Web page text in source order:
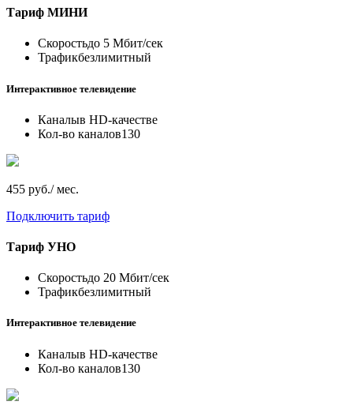
Тариф МИНИ
Скоростьдо 5 Мбит/сек
Трафикбезлимитный
Интерактивное телевидение
Каналыв HD-качестве
Кол-во каналов130
455 руб./ мес.
Подключить тариф
Тариф УНО
Скоростьдо 20 Мбит/сек
Трафикбезлимитный
Интерактивное телевидение
Каналыв HD-качестве
Кол-во каналов130